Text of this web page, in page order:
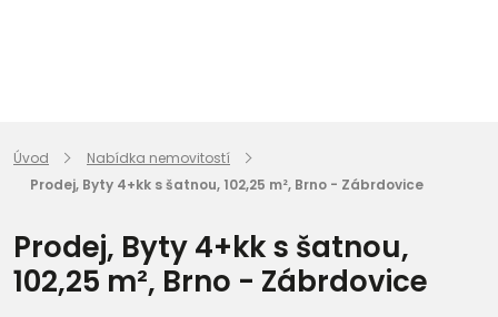
Úvod
Nabídka nemovitostí
Prodej, Byty 4+kk s šatnou, 102,25 m², Brno - Zábrdovice
Prodej, Byty 4+kk s šatnou,
102,25 m², Brno - Zábrdovice